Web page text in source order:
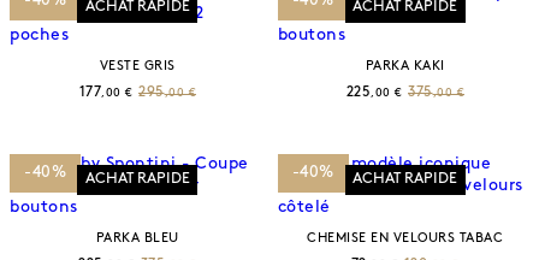
ACHAT RAPIDE
VESTE GRIS
177,00 € 295,00 €
ACHAT RAPIDE
PARKA KAKI
225 ,00 € 375,00 €
-40% ACHAT RAPIDE
PARKA BLEU
-40% ACHAT RAPIDE
CHEMISE EN VELOURS TABAC